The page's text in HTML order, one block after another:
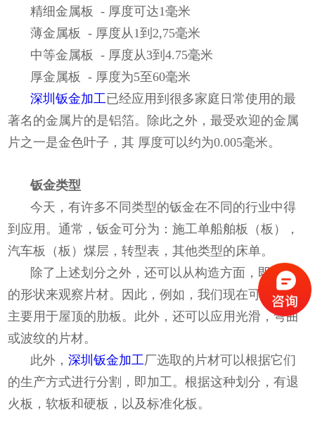
精细金属板 - 厚度可达1毫米
薄金属板 - 厚度从1到2,75毫米
中等金属板 - 厚度从3到4.75毫米
厚金属板 - 厚度为5至60毫米
深圳钣金加工已经应用到很多家庭日常使用的最
著名的金属片的是铝箔。除此之外，最受欢迎的金属
片之一是金色叶子，其 厚度可以约为0.005毫米。
钣金类型
今天，有许多不同类型的钣金在不同的行业中得
到应用。通常，钣金可分为：施工单船舶板（板），
汽车板（板）煤层，转型表，其他类型的床单。
除了上述划分之外，还可以从构造方面，即它们
的形状来观察片材。因此，例如，我们现在可以找到
主要用于屋顶的肋板。此外，还可以应用光滑，弯曲
或波纹的片材。
此外，深圳钣金加工厂选取的片材可以根据它们
的生产方式进行分割，即加工。根据这种划分，有退
火板，软板和硬板，以及标准化板。